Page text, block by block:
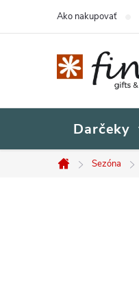
Ako nakupovať
Darčeky
Domov
Sezóna